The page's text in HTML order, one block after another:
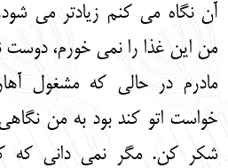
آن نگاه می کنم زیادتر می
من این غذا را نمی خورم، دوست
مادرم در حالی که مشغول
خواست اتو کند بود به من
شکر کن. مگر نمی دانی که